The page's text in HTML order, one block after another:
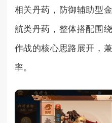
相关丹药，防御辅助型
航类丹药，整体搭配围
作战的核心思路展开，
率。